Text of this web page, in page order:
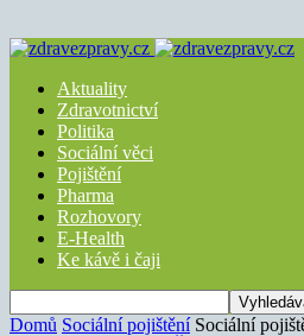
Aktuality
Zdravotnictví
Politika
Sociální věci
Pojištění
Pharma
Rozhovory
E-Health
Ke kávě i čaji
Domů Sociální pojištění Sociální